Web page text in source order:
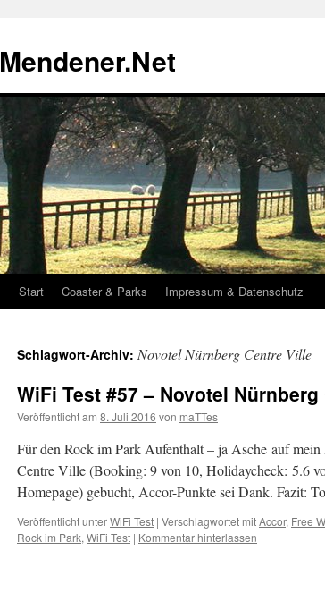
springen
Mendener.Net
Start Coaster & Parks Impressum & Datenschutz
Schlagwort-Archiv: Novotel Nürnberg Centre Ville
WiFi Test #57 – Novotel
Veröffentlicht am 8. Juli 2016 von maTTes
Für den Rock im Park Aufenthalt – ja Asche auf
Centre Ville (Booking: 9 von 10, Holidaycheck: 5.6
Homepage) gebucht, Accor-Punkte sei Dank. Fazit:
Veröffentlicht unterWiFi Test | Verschlagwortet mitAccor, Free
Rock im Park, WiFi Test | Kommentar hinterlassen